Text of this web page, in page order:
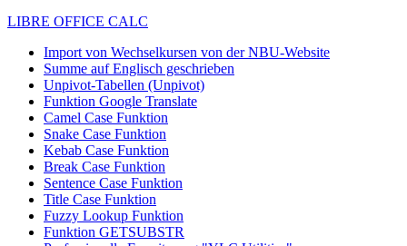
LIBRE OFFICE CALC
Import von Wechselkursen von der NBU-Website
Summe auf Englisch geschrieben
Unpivot-Tabellen (Unpivot)
Funktion Google Translate
Camel Case Funktion
Snake Case Funktion
Kebab Case Funktion
Break Case Funktion
Sentence Case Funktion
Title Case Funktion
Fuzzy Lookup Funktion
Funktion GETSUBSTR